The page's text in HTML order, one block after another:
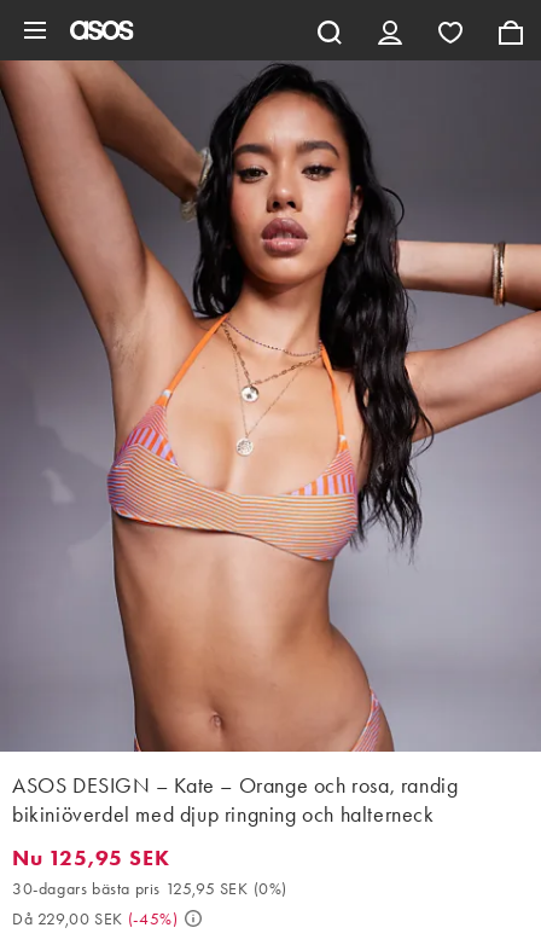
ASOS DESIGN – Kate – Orange och rosa, randig
bikiniöverdel med djup ringning och halterneck
Nu 125,95 SEK. 30-dagars bästa pris 125,95 SEK (0%). Då
Nu 125,95 SEK
30-dagars bästa pris 125,95 SEK (0%)
Då 229,00 SEK (-45%)